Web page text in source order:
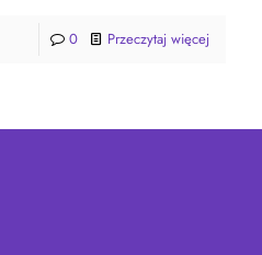
0 Przeczytaj więcej